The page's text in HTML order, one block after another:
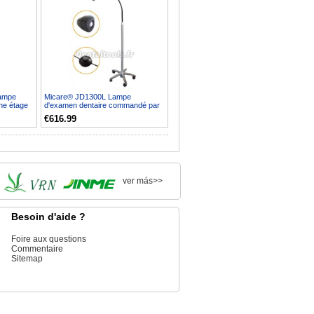
étage
Micare® JD1300L Lampe
d'examen dentaire commandé par
pied
€616.99
ver más>>
Besoin d'aide ?
Foire aux questions
Commentaire
Sitemap